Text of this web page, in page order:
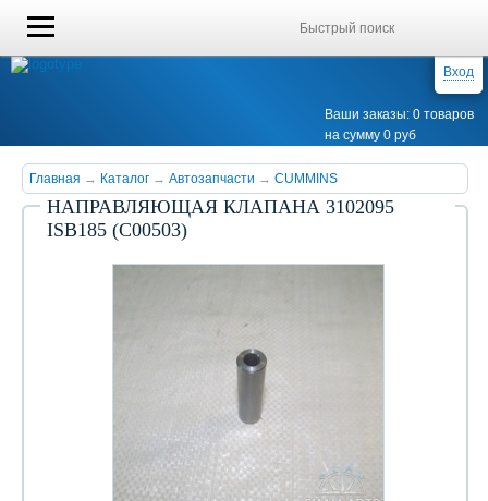
Вход
Ваши заказы: 0 товаров
на сумму 0 руб
Главная → Каталог → Автозапчасти → CUMMINS
НАПРАВЛЯЮЩАЯ КЛАПАНА 3102095
ISB185 (С00503)